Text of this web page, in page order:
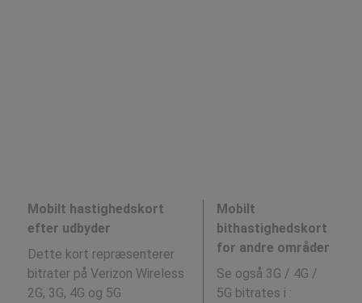
Mobilt hastighedskort
efter udbyder
Dette kort repræsenterer
bitrater på Verizon Wireless
2G, 3G, 4G og 5G
Mobilt
bithastighedskort
for andre områder
Se også 3G / 4G /
5G bitrates i :